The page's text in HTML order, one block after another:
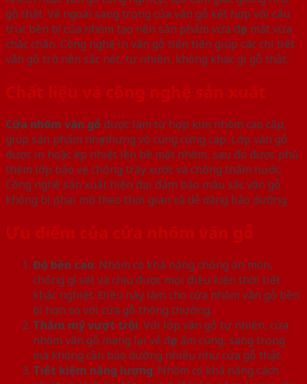
gỗ thật. Vẻ ngoài sang trọng của vân gỗ kết hợp với cấu
trúc bền bỉ của nhôm tạo nên sản phẩm vừa đẹp mắt vừa
chắc chắn. Công nghệ in vân gỗ tiên tiến giúp các chi tiết
vân gỗ trở nên sắc nét, tự nhiên, không khác gì gỗ thật.
Chất liệu và công nghệ sản xuất
Cửa nhôm vân gỗ được làm từ hợp kim nhôm cao cấp,
giúp sản phẩm nhẹ nhưng vô cùng cứng cáp. Lớp vân gỗ
được in hoặc ép nhiệt lên bề mặt nhôm, sau đó được phủ
thêm lớp bảo vệ chống trầy xước và chống thấm nước.
Công nghệ sản xuất hiện đại đảm bảo màu sắc vân gỗ
không bị phai mờ theo thời gian và dễ dàng bảo dưỡng.
Ưu điểm của cửa nhôm vân gỗ
Độ bền cao: Nhôm có khả năng chống ăn mòn,
chống gỉ sét và chịu được mọi điều kiện thời tiết
khắc nghiệt. Điều này làm cho cửa nhôm vân gỗ bền
bỉ hơn so với cửa gỗ thông thường.
Thẩm mỹ vượt trội: Với lớp vân gỗ tự nhiên, cửa
nhôm vân gỗ mang lại vẻ đẹp ấm cúng, sang trọng
mà không cần bảo dưỡng nhiều như cửa gỗ thật.
Tiết kiệm năng lượng: Nhôm có khả năng cách